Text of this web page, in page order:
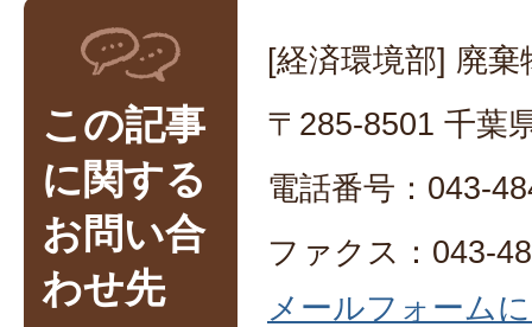
この記事
に関する
お問い合
わせ先
[経済環境部] 廃棄
〒285-8501 千葉
電話番号：043-
ファクス：043-
メールフォーム